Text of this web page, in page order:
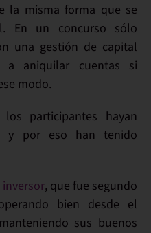
la misma forma que se
En un concurso sólo
una gestión de capital
a aniquilar cuentas si
modo.
participantes hayan
y por eso han tenido
, que fue segundo
bien desde el
sus buenos